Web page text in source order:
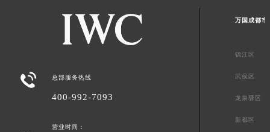
 总部服务热线
400-992-7093
营业时间：
万国成都市
锦江区
武侯区
龙泉驿区
新都区